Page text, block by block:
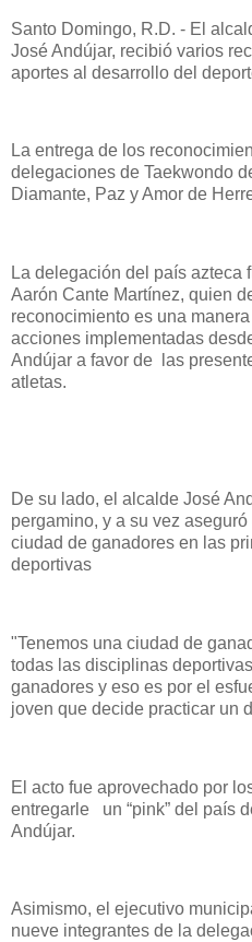
Santo Domingo, R.D. - El
José Andújar, recibió varios
aportes al desarrollo del
La entrega de los
delegaciones de Taekwondo
Diamante, Paz y Amor de
La delegación del país azteca
Aarón Cante Martínez, quien
reconocimiento es una
acciones implementadas
Andújar a favor de las
atletas.
De su lado, el alcalde José
pergamino, y a su vez
ciudad de ganadores en las
deportivas
"Tenemos una ciudad de
todas las disciplinas
ganadores y eso es por el
joven que decide practicar un
El acto fue aprovechado por
entregarle un “pink” del país
Andújar.
Asimismo, el ejecutivo
nueve integrantes de la